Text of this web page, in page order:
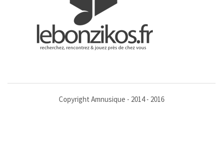
Copyright Amnusique - 2014 - 2016